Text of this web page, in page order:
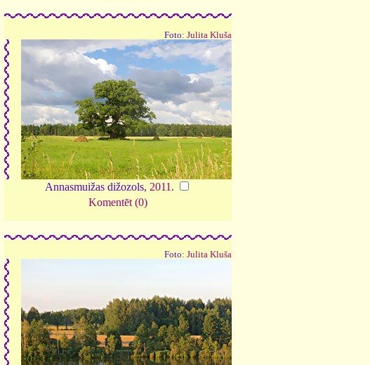
Foto: Julita Kluša
Annasmuižas dižozols, 2011 .
Komentēt (0)
Foto: Julita Kluša